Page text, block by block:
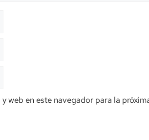
web en este navegador para la